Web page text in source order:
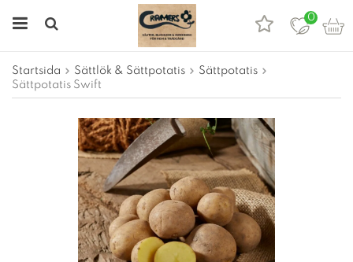
0
Startsida Sättlök & Sättpotatis
Sättpotatis
Sättpotatis Swift